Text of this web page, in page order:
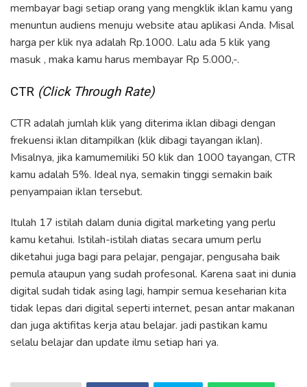
membayar bagi setiap orang yang mengklik iklan kamu yang
menuntun audiens menuju website atau aplikasi Anda. Misal
harga per klik nya adalah Rp.1000. Lalu ada 5 klik yang
masuk , maka kamu harus membayar Rp 5.000,-.
CTR (Click Through Rate)
CTR adalah jumlah klik yang diterima iklan dibagi dengan
frekuensi iklan ditampilkan (klik dibagi tayangan iklan).
Misalnya, jika kamumemiliki 50 klik dan 1000 tayangan, CTR
kamu adalah 5%. Ideal nya, semakin tinggi semakin baik
penyampaian iklan tersebut.
Itulah 17 istilah dalam dunia digital marketing yang perlu
kamu ketahui. Istilah-istilah diatas secara umum perlu
diketahui juga bagi para pelajar, pengajar, pengusaha baik
pemula ataupun yang sudah profesonal. Karena saat ini dunia
digital sudah tidak asing lagi, hampir semua keseharian kita
tidak lepas dari digital seperti internet, pesan antar makanan
dan juga aktifitas kerja atau belajar. jadi pastikan kamu
selalu belajar dan update ilmu setiap hari ya.